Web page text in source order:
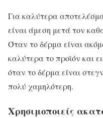
Για καλύτερα
είναι άμεση μετά τον
Όταν το δέρμα είναι
καλύτερα το προϊόν και
όταν το δέρμα είναι
πολύ χαμηλότερη.
Χρησιμοποιείς